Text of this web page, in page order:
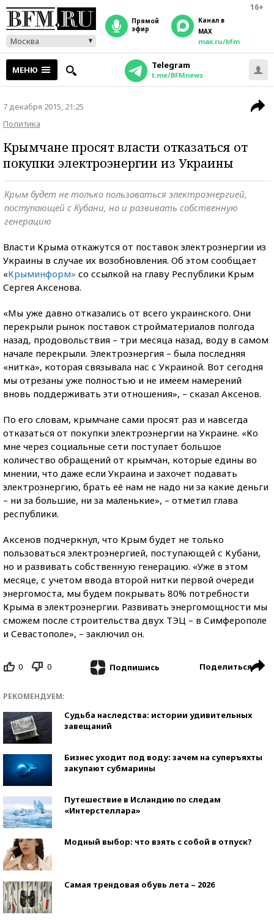
16+
Москва
прямой
эфир
Канал в
MAX
max.ru/bfm
МЕНЮ Telegram
t.me/BFMnews
7 декабря 2015, 21:25
Политика
Крымчане просят власти отказаться от
покупки электроэнергии из Украины
Крым будет не только пользоваться электроэнергией,
поступающей с Кубани, но и развивать собственную
генерацию
Власти Крыма откажутся от поставок электроэнергии из
Украины в случае их возобновления. Об этом сообщает
«Крыминформ» со ссылкой на главу Республики Крым
Сергея Аксенова.
«Мы уже давно отказались от всего украинского. Они
перекрыли рынок поставок стройматериалов полгода
назад, продовольствия – три месяца назад, воду в самом
начале перекрыли. Электроэнергия – была последняя
«нитка», которая связывала нас с Украиной. Вот сегодня
мы отрезаны уже полностью и не имеем намерений
вновь поддерживать эти отношения», – сказал Аксенов.
По его словам, крымчане сами просят раз и навсегда
отказаться от покупки электроэнергии на Украине. «Ко
мне через социальные сети поступает большое
количество обращений от крымчан, которые едины во
мнении, что даже если Украина и захочет подавать
электроэнергию, брать её нам не надо ни за какие деньги
– ни за большие, ни за маленькие», – отметил глава
республики.
Аксенов подчеркнул, что Крым будет не только
пользоваться электроэнергией, поступающей с Кубани,
но и развивать собственную генерацию. «Уже в этом
месяце, с учетом ввода второй нитки первой очереди
энергомоста, мы будем покрывать 80% потребности
Крыма в электроэнергии. Развивать энергомощности мы
сможем после строительства двух ТЭЦ – в Симферополе
и Севастополе», – заключил он.
0 0 Подпишись Поделиться
РЕКОМЕНДУЕМ:
Судьба наследства: истории удивительных
завещаний
Бизнес уходит под воду: зачем на суперъяхты
закупают субмарины
Путешествие в Исландию по следам
«Интерстеллара»
Модный выбор: что взять с собой в отпуск?
Самая трендовая обувь лета – 2026